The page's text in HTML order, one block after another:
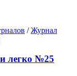
/Журнал
легко №25